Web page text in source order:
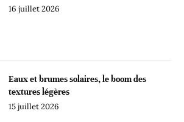
16 juillet 2026
Eaux et brumes solaires, le boom des
textures légères
15 juillet 2026